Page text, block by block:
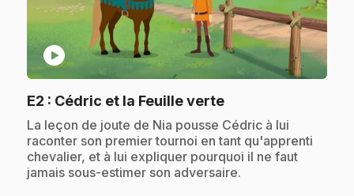
play_circle
E2 : Cédric et la Feuille verte.
.La leçon de joute de Nia pousse Cédric à lui
raconter son premier tournoi en tant qu'apprenti
chevalier, et à lui expliquer pourquoi il ne faut
jamais sous-estimer son adversaire.